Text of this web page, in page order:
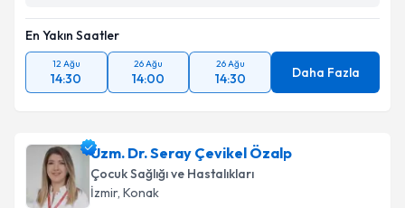
En Yakın Saatler
12 Ağu
14:30
26 Ağu
14:00
26 Ağu
14:30 Daha Fazla
Uzm. Dr. Seray Çevikel Özalp
Çocuk Sağlığı ve Hastalıkları
İzmir, Konak